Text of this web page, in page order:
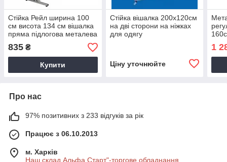
Стійка Рейл ширина 100
см висота 134 см вішалка
пряма підлогова металева
на ніжках для продажу
одягу
835 ₴
Купити
Стійка вішалка 200х120см
на дві сторони на ніжках
для одягу
Ціну уточнюйте
1
Про нас
97% позитивних з 233 відгуків за рік
Працює з 06.10.2013
м. Харків
Наш склад Альфа Старт"-торгове обладнання